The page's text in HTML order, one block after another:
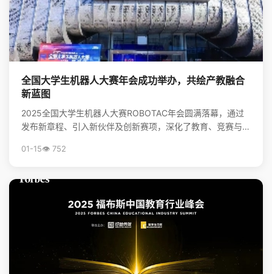
全国大学生机器人大赛年会成功举办，共绘产教融合
新蓝图
2025全国大学生机器人大赛ROBOTAC年会圆满落幕，通过
发布新章程、引入新伙伴及创新赛项，深化了教育、竞赛与产
01-15👁️ 752